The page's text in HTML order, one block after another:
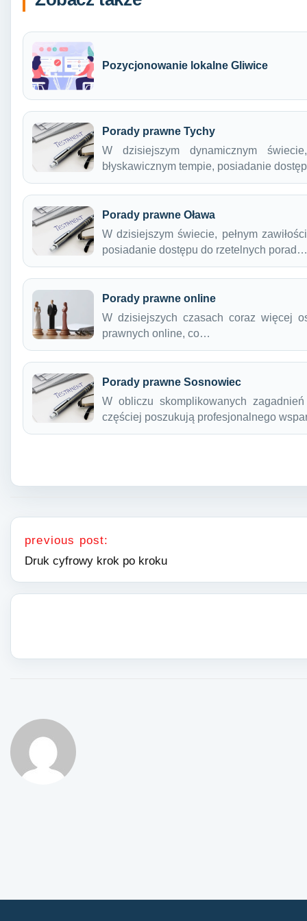
Pozycjonowanie lokalne Gliwice
Porady prawne Tychy
W dzisiejszym dynamicznym
błyskawicznym tempie, posiadanie
Porady prawne Oława
W dzisiejszym świecie, pełnym
posiadanie dostępu do rzetelnych porad…
Porady prawne online
W dzisiejszych czasach coraz więcej
prawnych online, co…
Porady prawne Sosnowiec
W obliczu skomplikowanych
częściej poszukują profesjonalnego
Nawigacja wpisu
previous post:
Druk cyfrowy krok po kroku